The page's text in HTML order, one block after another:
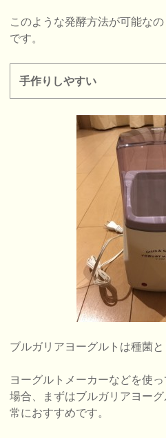
このような発酵方法が可能な
です。
手作りしやすい
ブルガリアヨーグルトは種菌と
ヨーグルトメーカーなどを使
場合、まずはブルガリアヨー
常におすすめです。